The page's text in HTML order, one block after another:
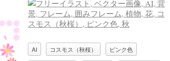
AI コスモス（秋桜） ピンク色